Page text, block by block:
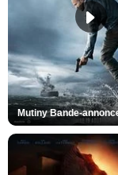
Mutiny Bande-